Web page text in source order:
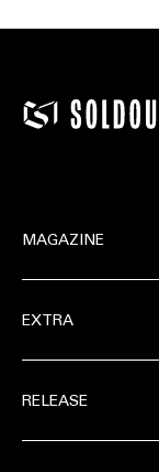
MAGAZINE
EXTRA
RELEASE